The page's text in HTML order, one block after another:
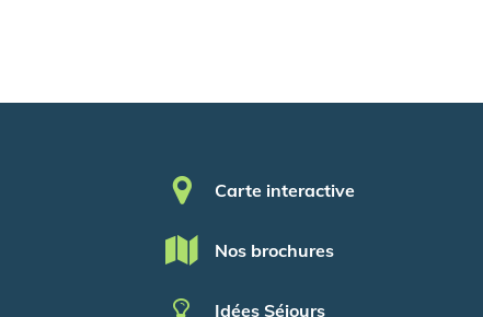
Pied de page
Carte interactive
Nos brochures
Idées Séjours